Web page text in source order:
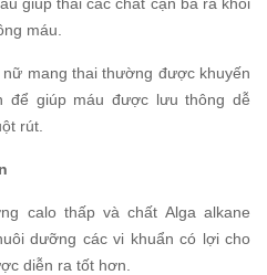
máu.
mang thai thường được khuyến
để giúp máu được lưu thông dễ
rút.
calo thấp và chất Alga alkane
dưỡng các vi khuẩn có lợi cho
diễn ra tốt hơn.